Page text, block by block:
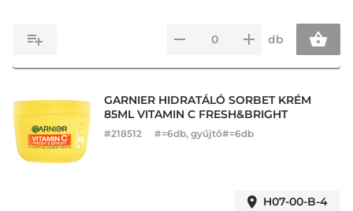
db
GARNIER HIDRATÁLÓ SORBET KRÉM
85ML VITAMIN C FRESH&BRIGHT
#218512 #=6db, gyűjtő#=6db
H07-00-B-4